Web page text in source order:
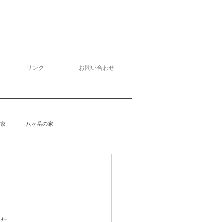
リンク お問い合わせ
八ヶ岳の家
。